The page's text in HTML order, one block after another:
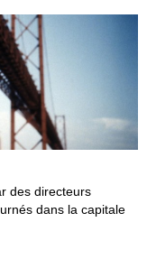
des directeurs
dans la capitale